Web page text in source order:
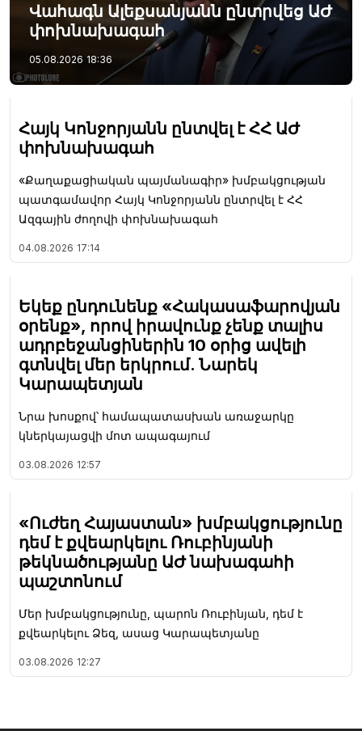
Վահագն Ալեքսանյանն ընտրվեց ԱԺ
փոխնախագահ
05.08.2026 18:36
Հայկ Կոնջորյանն ընտվել է ՀՀ ԱԺ
փոխնախագահ
«Քաղաքացիական պայմանագիր» խմբակցության
պատգամավոր Հայկ Կոնջորյանն ընտրվել է ՀՀ
Ազգային ժողովի փոխնախագահ
04.08.2026 17:14
Եկեք ընդունենք «Հակասաֆարովյան
օրենք», որով իրավունք չենք տալիս
ադրբեջանցիներին 10 օրից ավելի
գտնվել մեր երկրում. Նարեկ
Կարապետյան
Նրա խոսքով՝ համապատասխան առաջարկը
կներկայացվի մոտ ապագայում
03.08.2026 12:57
«Ուժեղ Հայաստան» խմբակցությունը
դեմ է քվեարկելու Ռուբինյանի
թեկնածությանը ԱԺ նախագահի
պաշտոնում
Մեր խմբակցությունը, պարոն Ռուբինյան, դեմ է
քվեարկելու Ձեզ, ասաց Կարապետյանը
03.08.2026 12:27